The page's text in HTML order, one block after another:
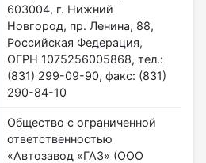
603004, г. Нижний
Новгород, пр. Ленина, 88,
Российская Федерация,
ОГРН 1075256005868, тел.:
(831) 299-09-90, факс: (831)
290-84-10
Общество с ограниченной
ответственностью
«Автозавод «ГАЗ» (ООО